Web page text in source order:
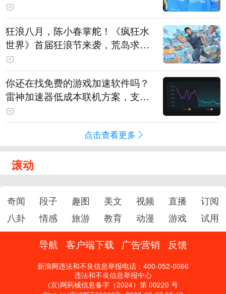
狂浪八月，陈小春掌舵！《疯狂水
世界》首届狂浪节来袭，荒岛求生
直播即将开启
你还在找免费的游戏加速软件吗？
雷神加速器低成本联机方案，支持
免费试用
点击查看更多
滚动
奇闻 段子 趣图 美文 视频 直播
订阅
八卦
情感 旅游 教育 动漫 游戏 试用
导航 客户端下载 广告营销 反馈
新浪网违法和不良信息举报电话：400-052-0066
违法和不良信息举报中心
(京)网药械信息备字（2024）第 00220 号